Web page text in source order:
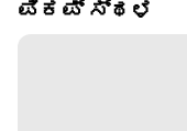
ಪಿಕಪ್ ಸ್ಥಳ